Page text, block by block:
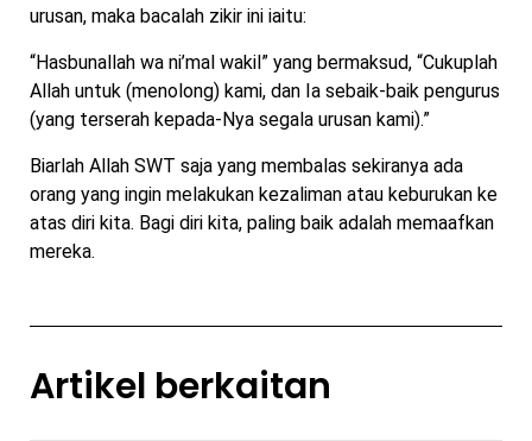
urusan, maka bacalah zikir ini iaitu:
“Hasbunallah wa ni’mal wakil” yang bermaksud, “Cukuplah
Allah untuk (menolong) kami, dan Ia sebaik-baik pengurus
(yang terserah kepada-Nya segala urusan kami).”
Biarlah Allah SWT saja yang membalas sekiranya ada
orang yang ingin melakukan kezaliman atau keburukan ke
atas diri kita. Bagi diri kita, paling baik adalah memaafkan
mereka.
Artikel berkaitan